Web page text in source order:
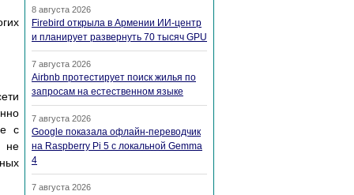
с
не
8 августа 2026
Firebird открыла в Армении ИИ-центр
и планирует развернуть 70 тысяч GPU
7 августа 2026
Airbnb протестирует поиск жилья по
запросам на естественном языке
7 августа 2026
Google показала офлайн-переводчик
на Raspberry Pi 5 с локальной Gemma
4
7 августа 2026